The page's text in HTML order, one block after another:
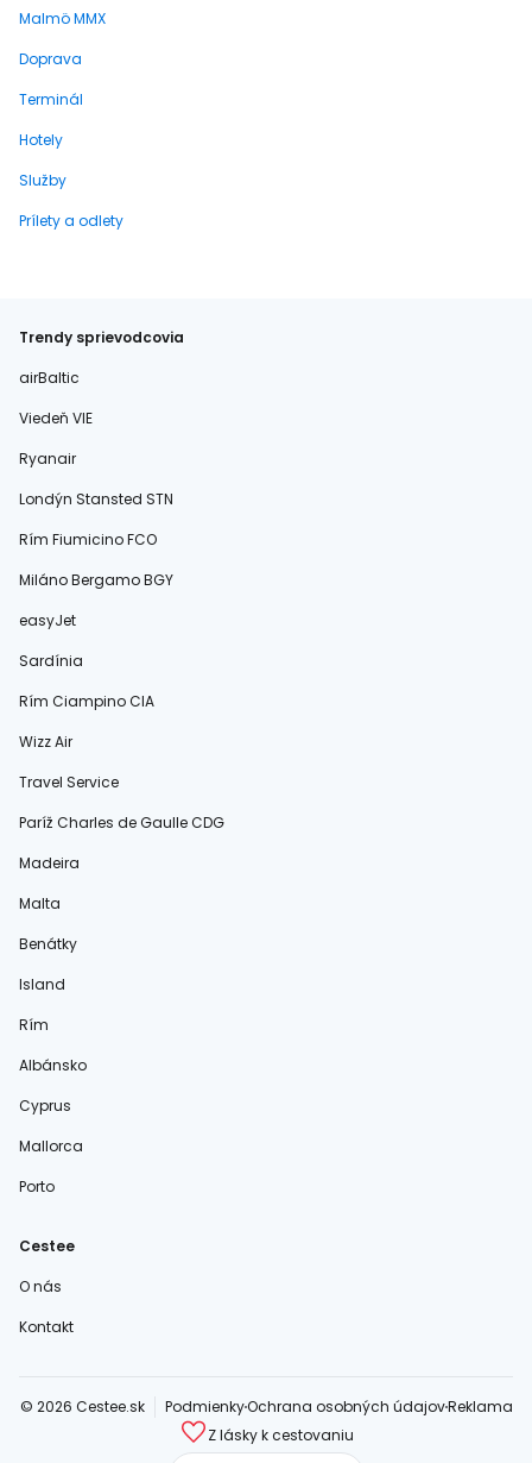
Malmö MMX
Doprava
Terminál
Hotely
Služby
Prílety a odlety
Trendy sprievodcovia
airBaltic
Viedeň VIE
Ryanair
Londýn Stansted STN
Rím Fiumicino FCO
Miláno Bergamo BGY
easyJet
Sardínia
Rím Ciampino CIA
Wizz Air
Travel Service
Paríž Charles de Gaulle CDG
Madeira
Malta
Benátky
Island
Rím
Albánsko
Cyprus
Mallorca
Porto
Cestee
O nás
Kontakt
© 2026 Cestee.sk PodmienkyOchrana osobných údajovReklama
Z lásky k cestovaniu
cestee.com